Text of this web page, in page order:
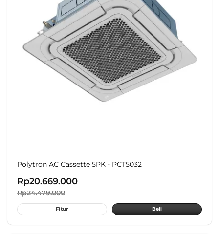
Polytron AC Cassette 5PK - PCT5032
Rp20.669.000
Rp24.479.000
Fitur Beli